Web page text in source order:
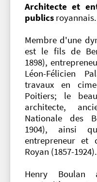
Architecte et
publics royannais.
Membre d'une
est le fils de
1898),
Léon-Félicien
travaux en
Poitiers; le
architecte,
Nationale des
1904), ainsi
entrepreneur et
Royan (1857-1924).
Henry